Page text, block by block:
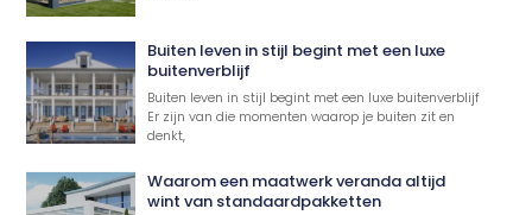
Buiten leven in stijl begint met een luxe
buitenverblijf
Buiten leven in stijl begint met een luxe buitenverblijf
Er zijn van die momenten waarop je buiten zit en
denkt,
Waarom een maatwerk veranda altijd
wint van standaardpakketten